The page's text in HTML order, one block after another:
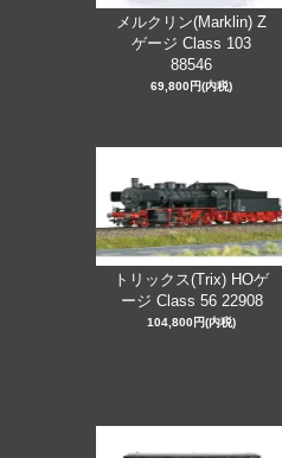
メルクリン(Marklin) Z
ゲージ Class 103
88546
69,800円(内税)
トリックス(Trix) HOゲ
ージ Class 56 22908
104,800円(内税)